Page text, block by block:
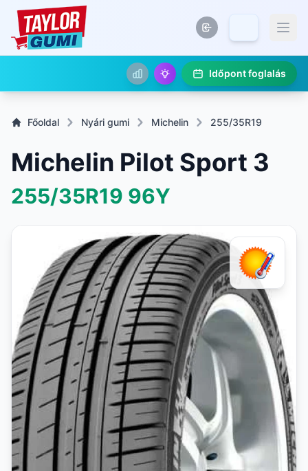
Időpont foglalás
Főoldal Nyári gumi Michelin 255/35R19
Michelin Pilot Sport 3
255/35R19 96Y